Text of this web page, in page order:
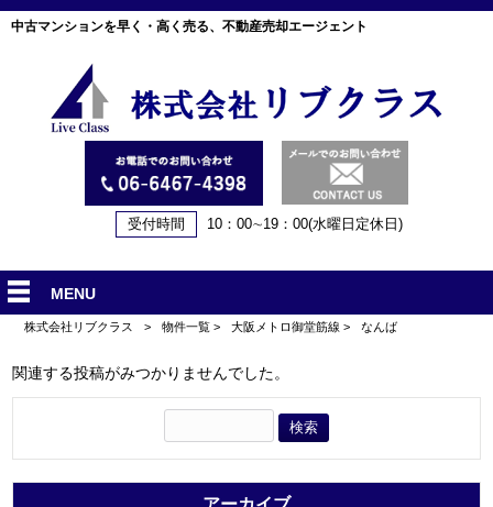
中古マンションを早く・高く売る、不動産売却エージェント
受付時間 10：00∼19：00(水曜日定休日)
MENU
株式会社リブクラス > 物件一覧 > 大阪メトロ御堂筋線 > なんば
関連する投稿がみつかりませんでした。